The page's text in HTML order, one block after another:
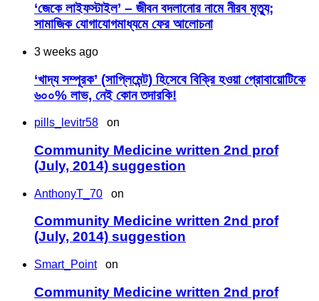
‘জেকে লাইফস্টাইল’ – জীবন বদলানোর নামে নীরব মৃত্যু;
সামাজিক যোগাযোগমাধ্যমে ফের আলোচনা
3 weeks ago
‘খাদ্য সম্পূরক’ (সাপ্লিমেন্ট) হিসেবে বিক্রি হওয়া প্রোবায়োটিকে
৬০০% লাভ, নেই কোন তদারকি!
pills_levitr58 on
Community Medicine written 2nd prof
(July, 2014) suggestion
AnthonyT_70 on
Community Medicine written 2nd prof
(July, 2014) suggestion
Smart_Pointon
Community Medicine written 2nd prof